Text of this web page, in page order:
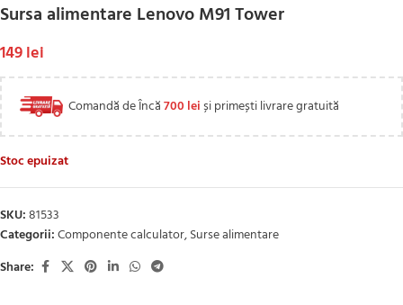
Sursa alimentare Lenovo M91 Tower
149lei
Comandă de Încă700 leiși primești livrare gratuită
Stoc epuizat
SKU:81533
Categorii:Componente calculator,Surse alimentare
Share: